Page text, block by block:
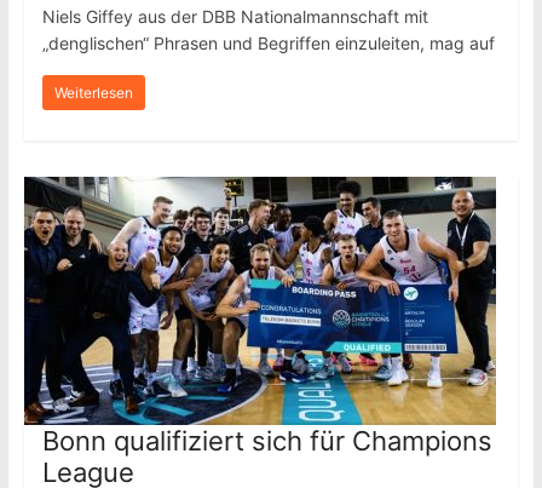
Niels Giffey aus der DBB Nationalmannschaft mit
„denglischen“ Phrasen und Begriffen einzuleiten, mag auf
Weiterlesen
Bonn qualifiziert sich für Champions
League